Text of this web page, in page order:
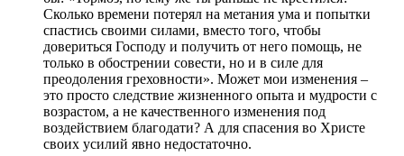
Сколько времени потерял на метания ума и попытки
спастись своими силами, вместо того, чтобы
довериться Господу и получить от него помощь, не
только в обострении совести, но и в силе для
преодоления греховности». Может мои изменения –
это просто следствие жизненного опыта и мудрости с
возрастом, а не качественного изменения под
воздействием благодати? А для спасения во Христе
своих усилий явно недостаточно.